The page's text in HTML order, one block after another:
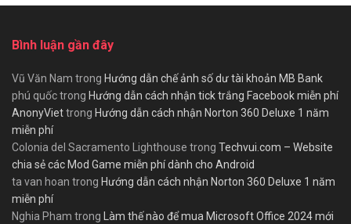
Bình luận gần đây
Vũ Văn Nam trong Hướng dẫn chế ảnh số dư tài khoản MB Bank
phú quốctrong Hướng dẫn cách nhận tick trắng Facebook miễn phí
AnonyViettrong Hướng dẫn cách nhận Norton 360 Deluxe 1 năm
miễn phí
Colonia del Sacramento Lighthouse trong Techvui.com – Website
chia sẻ các Mod Game miễn phí dành cho Android
ta van hoan trong Hướng dẫn cách nhận Norton 360 Deluxe 1 năm
miễn phí
Nghia Pham trong Làm thế nào để mua Microsoft Office 2024 mới